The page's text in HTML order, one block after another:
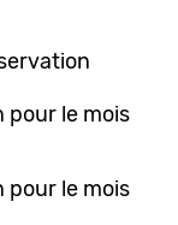
pour le mois
pour le mois